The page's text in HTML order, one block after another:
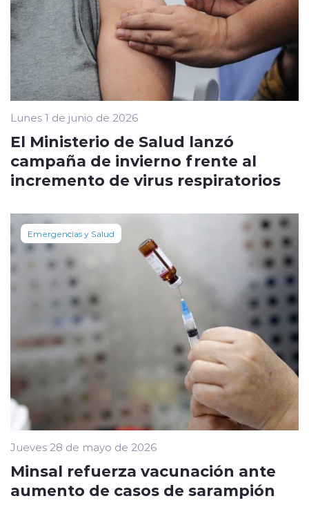
Lunes 1 de junio de 2026
El Ministerio de Salud lanzó
campaña de invierno frente al
incremento de virus respiratorios
Emergencias y Salud
Jueves 28 de mayo de 2026
Minsal refuerza vacunación ante
aumento de casos de sarampión